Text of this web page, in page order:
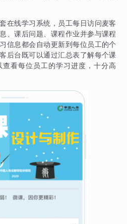
在线学习系统，员工每日访问麦客
、课后问题、课程作业并参与课程
信息都会自动更新到每位员工的个
后台既可以通过汇总表了解每个课
看每位员工的学习进度，十分高